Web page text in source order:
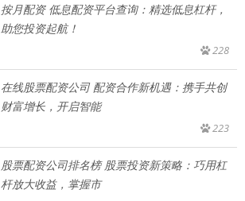
按月配资 低息配资平台查询：精选低息杠杆，
助您投资起航！
228
在线股票配资公司 配资合作新机遇：携手共创
财富增长，开启智能
223
股票配资公司排名榜 股票投资新策略：巧用杠
杆放大收益，掌握市